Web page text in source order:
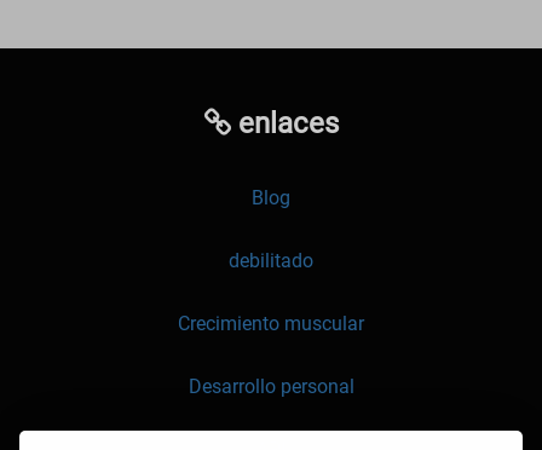
enlaces
Blog
debilitado
Crecimiento muscular
Desarrollo personal